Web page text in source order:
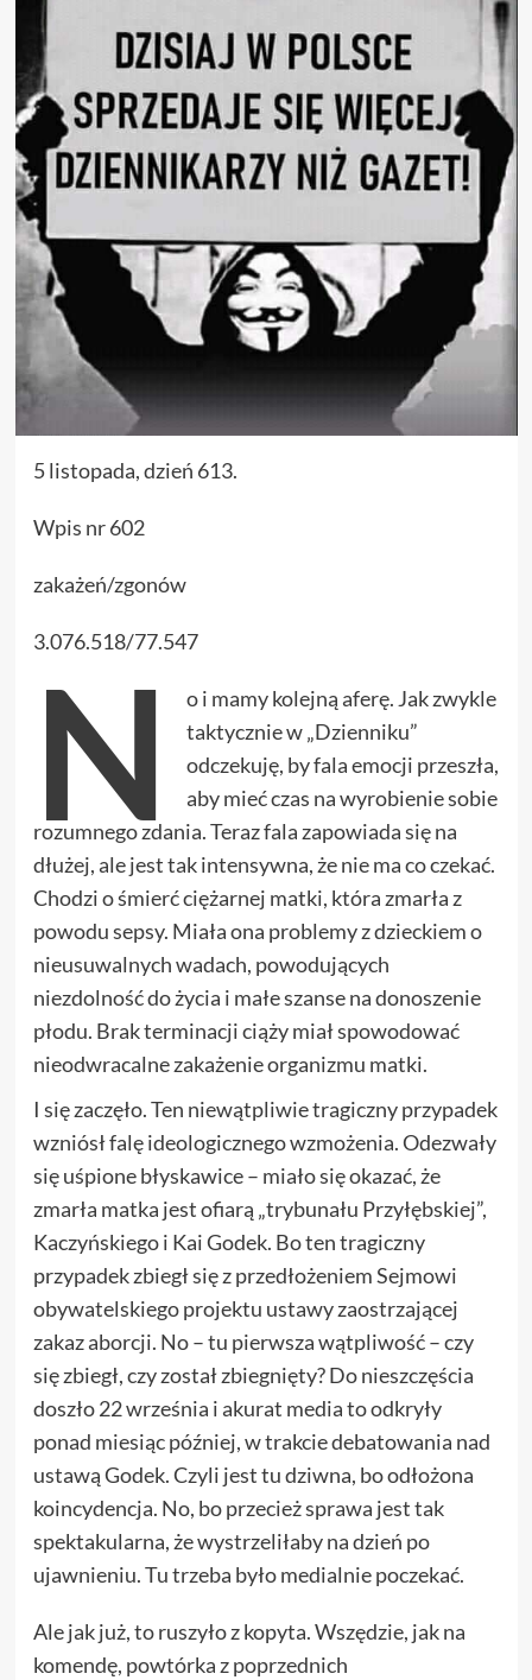
5 listopada, dzień 613.
Wpis nr 602
zakażeń/zgonów
3.076.518/77.547
N
o i mamy kolejną aferę. Jak zwykle
taktycznie w „Dzienniku”
odczekuję, by fala emocji przeszła,
aby mieć czas na wyrobienie sobie
rozumnego zdania. Teraz fala zapowiada się na
dłużej, ale jest tak intensywna, że nie ma co czekać.
Chodzi o śmierć ciężarnej matki, która zmarła z
powodu sepsy. Miała ona problemy z dzieckiem o
nieusuwalnych wadach, powodujących
niezdolność do życia i małe szanse na donoszenie
płodu. Brak terminacji ciąży miał spowodować
nieodwracalne zakażenie organizmu matki.
I się zaczęło. Ten niewątpliwie tragiczny przypadek
wzniósł falę ideologicznego wzmożenia. Odezwały
się uśpione błyskawice – miało się okazać, że
zmarła matka jest ofiarą „trybunału Przyłębskiej”,
Kaczyńskiego i Kai Godek. Bo ten tragiczny
przypadek zbiegł się z przedłożeniem Sejmowi
obywatelskiego projektu ustawy zaostrzającej
zakaz aborcji. No – tu pierwsza wątpliwość – czy
się zbiegł, czy został zbiegnięty? Do nieszczęścia
doszło 22 września i akurat media to odkryły
ponad miesiąc później, w trakcie debatowania nad
ustawą Godek. Czyli jest tu dziwna, bo odłożona
koincydencja. No, bo przecież sprawa jest tak
spektakularna, że wystrzeliłaby na dzień po
ujawnieniu. Tu trzeba było medialnie poczekać.
Ale jak już, to ruszyło z kopyta. Wszędzie, jak na
komendę, powtórka z poprzednich